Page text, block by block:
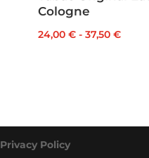
Cologne
24,00€ - 37,50€Fascia
a
Privacy Policy